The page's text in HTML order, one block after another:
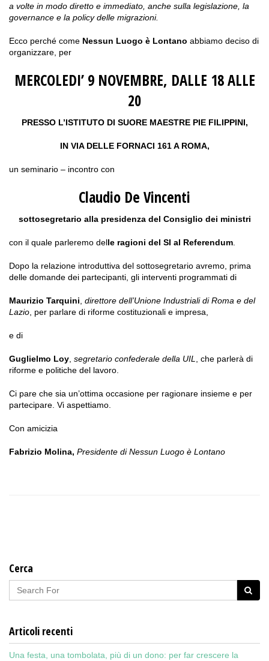
a volte in modo diretto e immediato, anche sulla legislazione, la
governance e la policy delle migrazioni.
Ecco perché come Nessun Luogo è Lontano abbiamo deciso di
organizzare, per
MERCOLEDI’ 9 NOVEMBRE, DALLE 18 ALLE
20
PRESSO L’ISTITUTO DI SUORE MAESTRE PIE FILIPPINI,
IN VIA DELLE FORNACI 161 A ROMA,
un seminario – incontro con
Claudio De Vincenti
sottosegretario alla presidenza del Consiglio dei ministri
con il quale parleremo delle ragioni del SI al Referendum
Dopo la relazione introduttiva del sottosegretario avremo, prima
delle domande dei partecipanti, gli interventi programmati di
Maurizio Tarquini direttore dell’Unione Industriali di Roma e del
Lazio , per parlare di riforme costituzionali e impresa,
e di
Guglielmo Loy segretario confederale della UIL
, che parlerà di
riforme e politiche del lavoro.
Ci pare che sia un’ottima occasione per ragionare insieme e per
partecipare. Vi aspettiamo.
Con amicizia
Fabrizio Molina, Presidente di Nessun Luogo è Lontano
Cerca
Articoli recenti
Una festa, una tombolata, più di un dono: per far crescere la